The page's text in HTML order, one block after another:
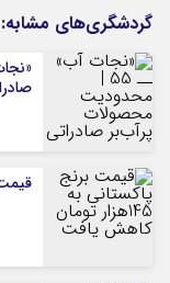
گردشگری‌های مشابه:
قیمت